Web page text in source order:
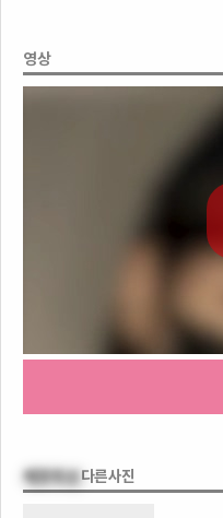
영상
애무의신 다른사진